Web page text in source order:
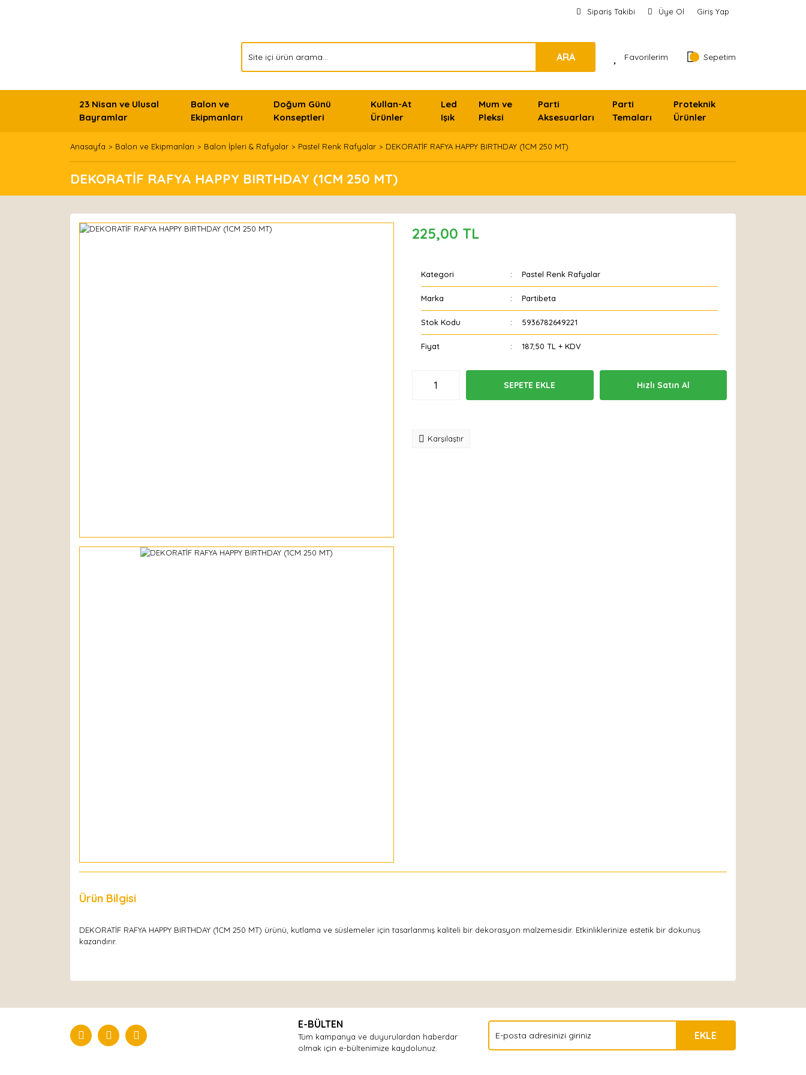
Sipariş Takibi Üye Ol Giriş Yap
ARA Favorilerim Sepetim
23 Nisan ve Ulusal
Bayramlar
Balon ve
Ekipmanları
Doğum Günü
Konseptleri
Kullan-At
Ürünler
Led
Işık
Mum ve
Pleksi
Parti
Aksesuarları
Parti
Temaları
Proteknik
Ürünler
Anasayfa Balon ve Ekipmanları Balon İpleri & Rafyalar Pastel Renk Rafyalar DEKORATİF RAFYA HAPPY BIRTHDAY (1CM 250 MT)
DEKORATİF RAFYA HAPPY BIRTHDAY (1CM 250 MT)
225,00 TL
Kategori Pastel Renk Rafyalar
Marka Partibeta
Stok Kodu 5936782649221
Fiyat 187,50 TL + KDV
SEPETE EKLE Hızlı Satın Al
Karşılaştır
Ürün Bilgisi
DEKORATİF RAFYA HAPPY BIRTHDAY (1CM 250 MT) ürünü, kutlama ve süslemeler için tasarlanmış kaliteli bir dekorasyon malzemesidir. Etkinliklerinize estetik bir dokunuş
kazandırır.
Yorum Yaz
E-BÜLTEN
Tüm kampanya ve duyurulardan haberdar
olmak için e-bültenimize kaydolunuz.
EKLE